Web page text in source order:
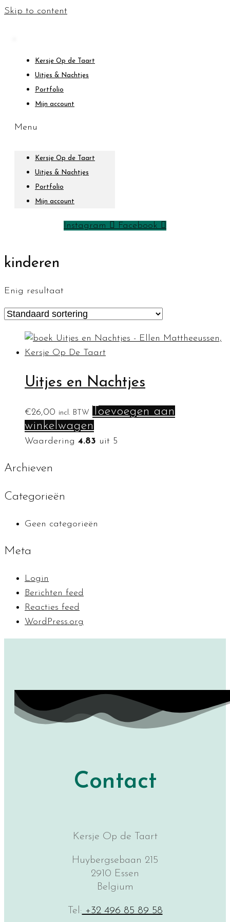
Skip to content
Kersje Op de Taart
Uitjes & Nachtjes
Portfolio
Mijn account
Menu
Kersje Op de Taart
Uitjes & Nachtjes
Portfolio
Mijn account
Instagram Facebook
kinderen
Enig resultaat
Uitjes en Nachtjes
€26,00 incl. BTW
Toevoegen aan
winkelwagen
Waardering 4.83 uit 5
Archieven
Categorieën
Geen categorieën
Meta
Login
Berichten feed
Reacties feed
WordPress.org
Contact
Kersje Op de Taart
Huybergsebaan 215
2910 Essen
Belgium
Tel: +32 496 85 89 58